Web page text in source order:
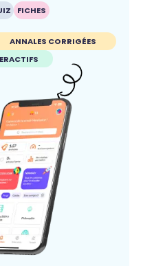
FICHES
ANNALES CORRIGÉES